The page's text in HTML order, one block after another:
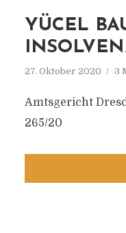
YÜCEL
27. Oktober 2020 3
Amtsgericht
265/20